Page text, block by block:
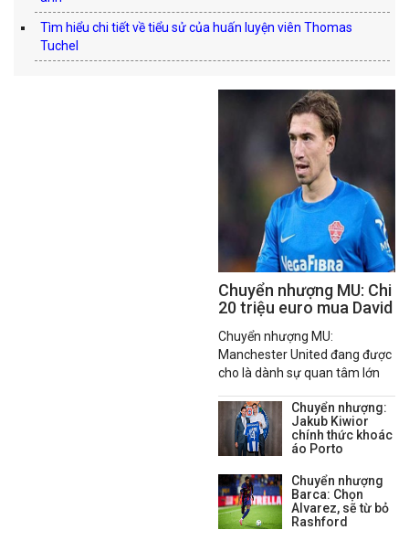
Tìm hiểu chi tiết về tiểu sử của huấn luyện viên Thomas
Tuchel
Chuyển nhượng MU: Chi
20 triệu euro mua David
Chuyển nhượng MU:
Manchester United đang được
cho là dành sự quan tâm lớn
Affengruber của Elche CF
trước kỳ chuyển nhượng mùa
hè.
Chuyển nhượng:
Jakub Kiwior
chính thức khoác
áo Porto
Chuyển nhượng
Barca: Chọn
Alvarez, sẽ từ bỏ
Rashford